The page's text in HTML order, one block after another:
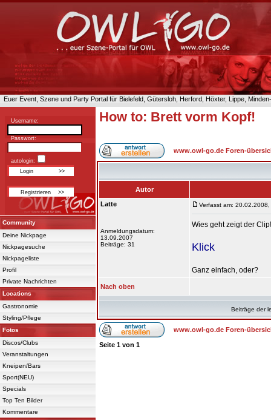
Euer Event, Szene und Party Portal für Bielefeld, Gütersloh, Herford, Höxter, Lippe,
Username:
Passwort:
autologin:
Community
Deine Nickpage
Nickpagesuche
Nickpageliste
Profil
Private Nachrichten
Locations
Gastronomie
Styling/Pflege
Fotos
Discos/Clubs
Veranstaltungen
Kneipen/Bars
Sport(NEU)
Specials
Top Ten Bilder
Kommentare
How to: Brett vorm Kopf!
www.owl-go.de Foren-
Autor
Latte
Anmeldungsdatum:
13.09.2007
Beiträge: 31
Verfasst am:
Wies geht zeigt der Clip!
Klick
Ganz einfach, oder?
Nach oben
Beiträge der
www.owl-go.de Foren-
Seite 1 von 1